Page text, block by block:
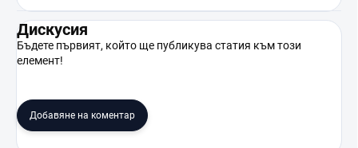
Дискусия
Бъдете първият, който ще публикува статия към този
елемент!
Добавяне на коментар